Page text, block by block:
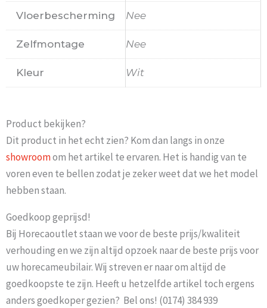
Vloerbescherming Nee
Zelfmontage Nee
Kleur Wit
Product bekijken?
Dit product in het echt zien? Kom dan langs in onze
showroomom het artikel te ervaren. Het is handig van te
voren even te bellen zodat je zeker weet dat we het model
hebben staan.
Goedkoop geprijsd!
Bij Horecaoutlet staan we voor de beste prijs/kwaliteit
verhouding en we zijn altijd opzoek naar de beste prijs voor
uw horecameubilair. Wij streven er naar om altijd de
goedkoopste te zijn. Heeft u hetzelfde artikel toch ergens
anders goedkoper gezien? Bel ons! (0174) 384 939